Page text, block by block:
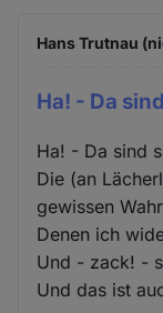
Hans Trutnau
Ha! - Da
Ha! - Da sind
Die (an
gewissen
Denen ich
Und - zack! -
Und das ist